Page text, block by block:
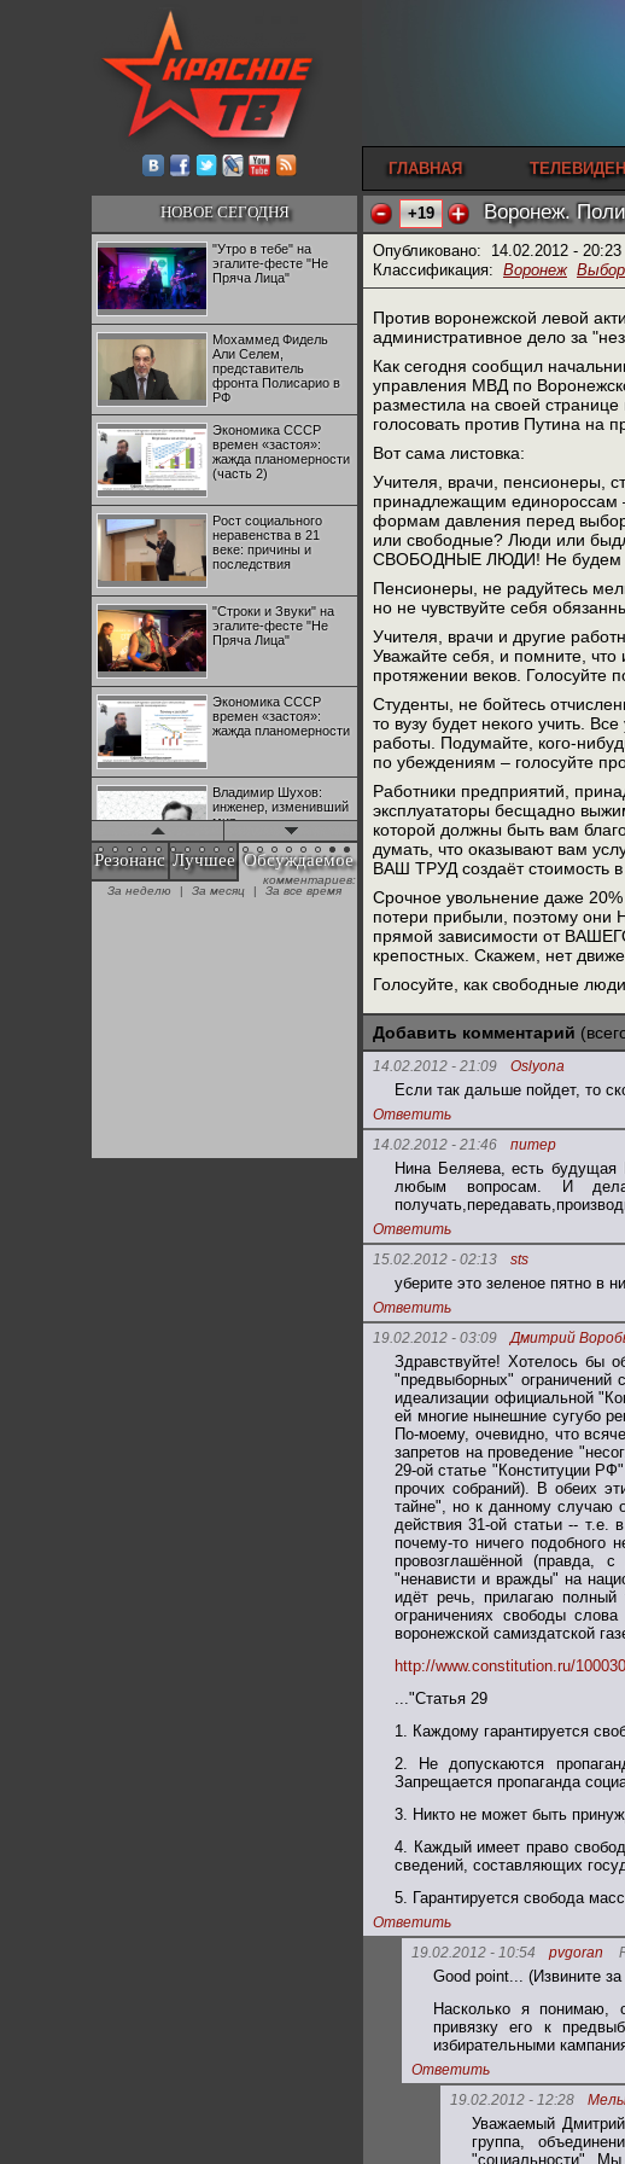
ГЛАВНАЯ
НОВОЕ СЕГОДНЯ
"Утро в тебе" на
эгалите-фесте "Не
Пряча Лица"
Мохаммед Фидель
Али Селем,
представитель
фронта Полисарио в
РФ
Экономика СССР
времен «застоя»:
жажда планомерности
(часть 2)
Рост социального
неравенства в 21
веке: причины и
последствия
"Строки и Звуки" на
эгалите-фесте "Не
Пряча Лица"
Экономика СССР
времен «застоя»:
жажда планомерности
Владимир Шухов:
инженер, изменивший
мир
"Аркадий Коц" на
эгалите-фесте "Не
Резонанс Лучшее Обсуждаемое
комментариев:
За неделю
| За месяц | За все время
+19 Воронеж.
Опубликовано: 14.02.2012 - 20:23
Классификация: Воронеж
Против воронежской левой
административное дело за
Как сегодня сообщил
управления МВД по
разместила на своей
голосовать против Путина на
Вот сама листовка:
Учителя, врачи, пенсионеры,
принадлежащим единороссам
формам давления перед
или свободные? Люди или
СВОБОДНЫЕ ЛЮДИ! Не будем
Пенсионеры, не радуйтесь
но не чувствуйте себя
Учителя, врачи и другие
Уважайте себя, и помните,
протяжении веков. Голосуйте
Студенты, не бойтесь
то вузу будет некого учить.
работы. Подумайте, кого-
по убеждениям – голосуйте
Работники предприятий,
эксплуататоры бесщадно
которой должны быть вам
думать, что оказывают вам
ВАШ ТРУД создаёт стоимость
Срочное увольнение даже
потери прибыли, поэтому они
прямой зависимости от
крепостных. Скажем, нет
Голосуйте, как свободные
Добавить комментарий
14.02.2012 - 21:09 Oslyona
Если так дальше пойдет, то
Ответить
14.02.2012 - 21:46
питер
Нина Беляева, есть
любым вопросам. И
Ответить
15.02.2012 - 02:13
sts
уберите это зеленое пятно в
Ответить
19.02.2012 - 03:09
Дмитрий
Здравствуйте! Хотелось бы
"предвыборных" ограничений
идеализации официальной
ей многие нынешние сугубо
По-моему, очевидно, что
запретов на проведение
29-ой статье "Конституции
прочих собраний). В обеих
тайне", но к данному случаю
действия 31-ой статьи -- т.е.
почему-то ничего подобного
провозглашённой (правда,
"ненависти и вражды" на
идёт речь, прилагаю полный
ограничениях свободы
воронежской самиздатской
http://www.constitution.ru/
..."Статья 29
1. Каждому гарантируется
2. Не допускаются
Запрещается пропаганда
3. Никто не может быть
4. Каждый имеет право
сведений, составляющих
5. Гарантируется свобода
Ответить
19.02.2012 - 10:54
pvgoran
Good point... (Извините
Насколько я понимаю,
привязку его к
избирательными
Ответить
19.02.2012 - 12:28
Уважаемый
группа,
"социальности".